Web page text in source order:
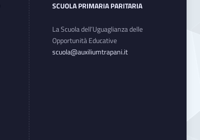
SCUOLA PRIMARIA PARITARIA
La Scuola dell’Uguaglianza delle
Opportunità Educative
scuola@auxiliumtrapani.it